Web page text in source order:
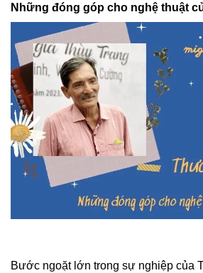
Những đóng góp cho nghệ thuật
Bước ngoặt lớn trong sự nghiệp của